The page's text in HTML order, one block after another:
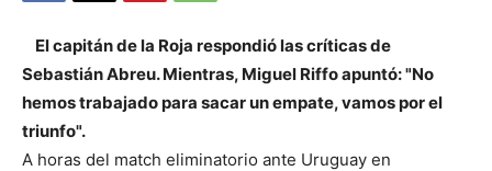
El capitán de la Roja respondió las críticas de
Sebastián Abreu. Mientras, Miguel Riffo apuntó: "No
hemos trabajado para sacar un empate, vamos por el
triunfo".
A horas del match eliminatorio ante Uruguay en